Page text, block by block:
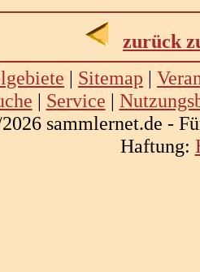
zurück
| Sitemap |
| Service |
sammlernet.de -
Haftung: